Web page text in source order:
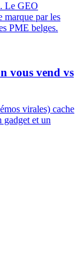
Le GEO
par les
PME belges.
vous vend vs
virales) cache
gadget et un